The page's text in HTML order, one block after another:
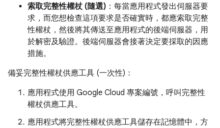
索取完整性權杖 (隨選) ：每當應用程式發出伺服器要
求，而您想檢查這項要求是否確實時，都應索取完整
性權杖，然後將其傳送至應用程式的後端伺服器，用
於解密及驗證。後端伺服器會接著決定要採取的因應
措施。
備妥完整性權杖供應工具 (一次性)：
應用程式使用 Google Cloud 專案編號，呼叫完整性
權杖供應工具。
應用程式將完整性權杖供應工具儲存在記憶體中，方